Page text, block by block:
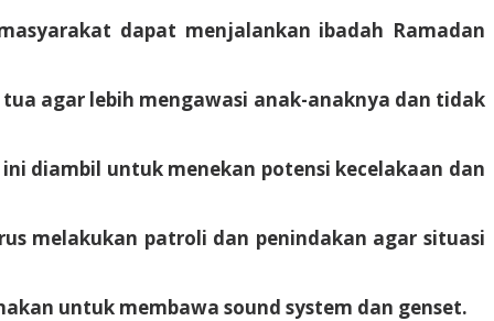
dapat menjalankan ibadah Ramadan
agar lebih mengawasi anak-anaknya dan tidak
diambil untuk menekan potensi kecelakaan dan
melakukan patroli dan penindakan agar situasi
untuk membawa sound system dan genset.